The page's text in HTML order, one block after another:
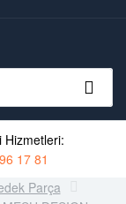
Hizmetleri:
17 81
Parça